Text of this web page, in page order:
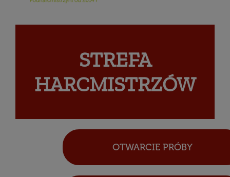
STREFA
HARCMISTRZÓW
OTWARCIE PRÓBY